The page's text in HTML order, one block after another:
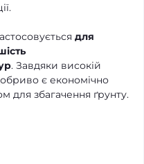
для
. Завдяки високій
є економічно
для збагачення ґрунту.